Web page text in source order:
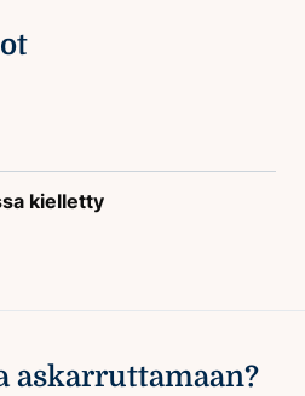
kielletty
askarruttamaan?